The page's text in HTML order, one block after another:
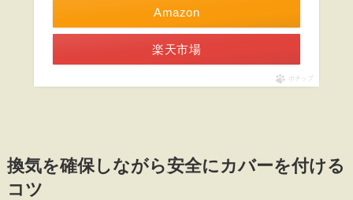
Amazon
楽天市場
ポチップ
換気を確保しながら安全にカバーを付ける
コツ